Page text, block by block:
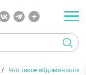
Что такое